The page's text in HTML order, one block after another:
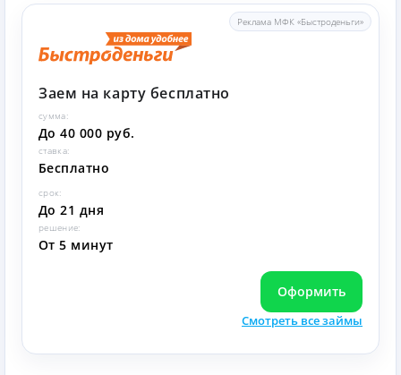
Реклама МФК «Быстроденьги»
Заем на карту бесплатно
сумма:
До 40 000 руб.
ставка:
Бесплатно
срок:
До 21 дня
решение:
От 5 минут
Оформить
Смотреть все займы